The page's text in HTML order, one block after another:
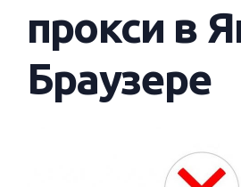
English
прокси в
Браузере